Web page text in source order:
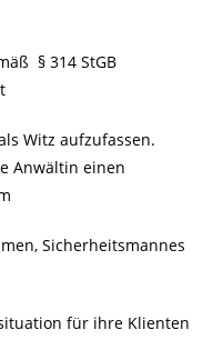
§ 314 StGB
Witz aufzufassen.
Anwältin einen
Sicherheitsmannes
für ihre Klienten